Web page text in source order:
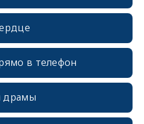
в телефон
драмы